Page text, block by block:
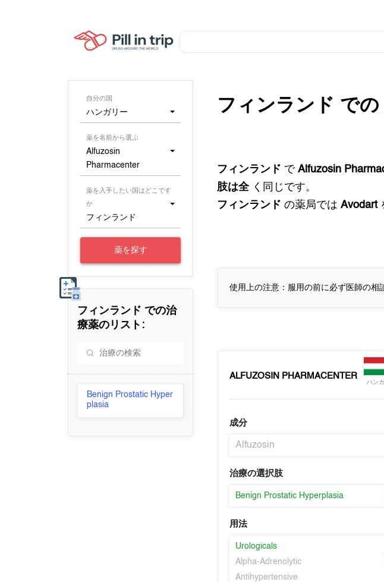
自分の国
ハンガリー
薬を名前から選ぶ
Alfuzosin
Pharmacenter
薬を入手したい国はどこです
か
フィンランド
薬を探す
フィンランド での治
療薬のリスト:
Benign Prostatic Hyper
plasia
フィンランド で
フィンランド でAlfuzosin
肢は全 く同じです。
フィンランド の薬局ではAvodart
使用上の注意：服用の前に必ず医師の相
ALFUZOSIN PHARMACENTER
ハン
成分
Alfuzosin
治療の選択肢
Benign Prostatic Hyperplasia
用法
Urologicals
Alpha-Adrenolytic
Antihypertensive